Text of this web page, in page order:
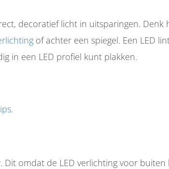
decoratief licht in uitsparingen. Denk
of achter een spiegel. Een LED
in een LED profiel kunt plakken.
omdat de LED verlichting voor